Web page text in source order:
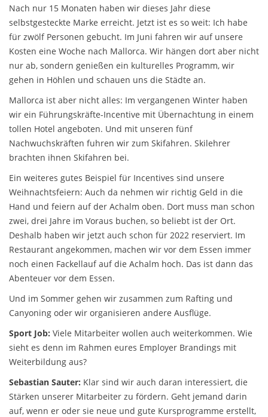
Nach nur 15 Monaten haben wir dieses Jahr diese
selbstgesteckte Marke erreicht. Jetzt ist es so weit: Ich habe
für zwölf Personen gebucht. Im Juni fahren wir auf unsere
Kosten eine Woche nach Mallorca. Wir hängen dort aber nicht
nur ab, sondern genießen ein kulturelles Programm, wir
gehen in Höhlen und schauen uns die Städte an.
Mallorca ist aber nicht alles: Im vergangenen Winter haben
wir ein Führungskräfte-Incentive mit Übernachtung in einem
tollen Hotel angeboten. Und mit unseren fünf
Nachwuchskräften fuhren wir zum Skifahren. Skilehrer
brachten ihnen Skifahren bei.
Ein weiteres gutes Beispiel für Incentives sind unsere
Weihnachtsfeiern: Auch da nehmen wir richtig Geld in die
Hand und feiern auf der Achalm oben. Dort muss man schon
zwei, drei Jahre im Voraus buchen, so beliebt ist der Ort.
Deshalb haben wir jetzt auch schon für 2022 reserviert. Im
Restaurant angekommen, machen wir vor dem Essen immer
noch einen Fackellauf auf die Achalm hoch. Das ist dann das
Abenteuer vor dem Essen.
Und im Sommer gehen wir zusammen zum Rafting und
Canyoning oder wir organisieren andere Ausflüge.
Sport Job: Viele Mitarbeiter wollen auch weiterkommen. Wie
sieht es denn im Rahmen eures Employer Brandings mit
Weiterbildung aus?
Sebastian Sauter: Klar sind wir auch daran interessiert, die
Stärken unserer Mitarbeiter zu fördern. Geht jemand darin
auf, wenn er oder sie neue und gute Kursprogramme erstellt,